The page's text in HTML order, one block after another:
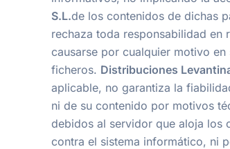
S.L.de los contenidos de dichas
rechaza toda responsabilidad en
causarse por cualquier motivo
ficheros. Distribuciones
aplicable, no garantiza la
ni de su contenido por motivos
debidos al servidor que aloja los
contra el sistema informático, ni